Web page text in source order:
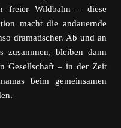
Wildbahn – diese
macht die andauernde
dramatischer. Ab und an
zusammen, bleiben dann
Gesellschaft – in der Zeit
beim gemeinsamen